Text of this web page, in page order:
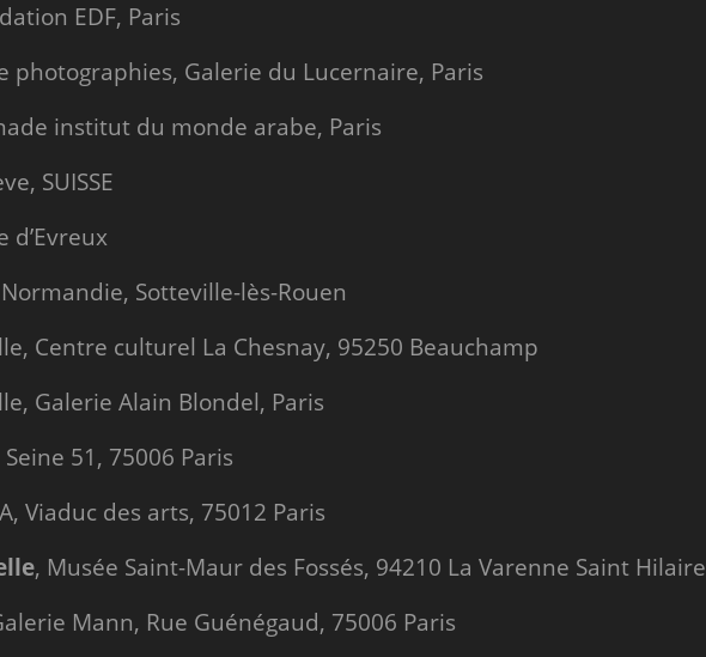
EDF, Paris
photographies, Galerie du Lucernaire, Paris
institut du monde arabe, Paris
SUISSE
d’Evreux
Sotteville-lès-Rouen
Centre culturel La Chesnay, 95250 Beauchamp
Galerie Alain Blondel, Paris
51, 75006 Paris
Viaduc des arts, 75012 Paris
, Musée Saint-Maur des Fossés, 94210 La Varenne Saint Hilaire
Mann, Rue Guénégaud, 75006 Paris